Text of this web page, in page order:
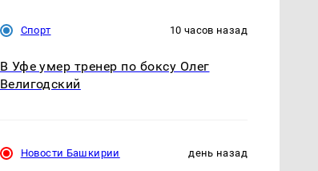
Спорт 10 часов назад
В Уфе умер тренер по боксу Олег
Велигодский
Новости Башкирии день назад